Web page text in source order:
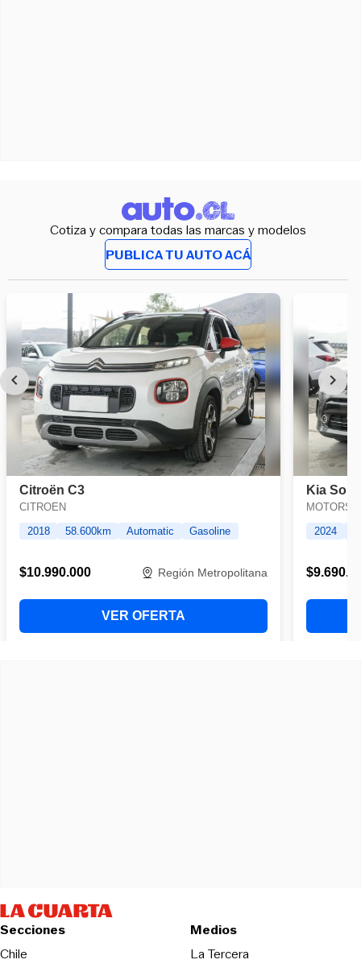
Cotiza y compara todas las marcas y modelos
PUBLICA TU AUTO ACÁ
Secciones
Chile
Medios
La TerceraOpens in new